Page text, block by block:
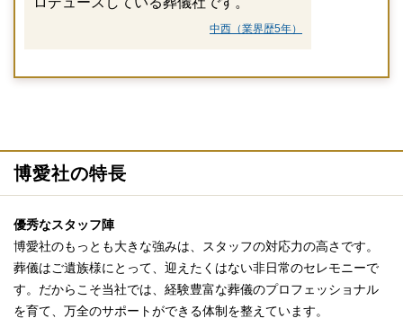
中西（業界歴5年）
博愛社の特長
優秀なスタッフ陣
博愛社のもっとも大きな強みは、スタッフの対応力の高さです。
葬儀はご遺族様にとって、迎えたくはない非日常のセレモニーで
す。だからこそ当社では、経験豊富な葬儀のプロフェッショナル
を育て、万全のサポートができる体制を整えています。